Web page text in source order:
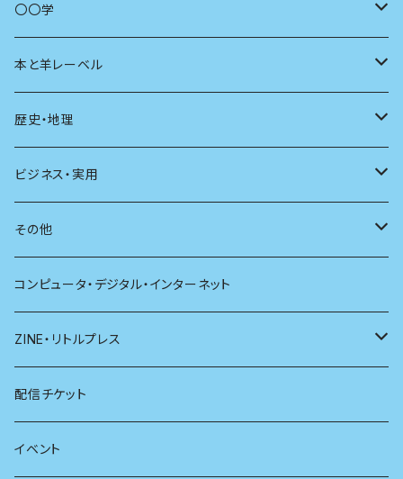
商いとは
母の友
ユリイカ
現代思想
新潮
別冊太陽
〇〇学
動物
自然
科学
社会
哲学
医学
看護学
心理学
経営学
本と羊レーベル
電子版（EPub）
電子版（PDF）
歴史・地理
歴史
地理
ビジネス・実用
雷鳥社辞典シリーズ
その他
珈琲
雑貨
コンピュータ・デジタル・インターネット
ZINE・リトルプレス
電子版（EPub）
電子版（PDF）
配信チケット
イベント